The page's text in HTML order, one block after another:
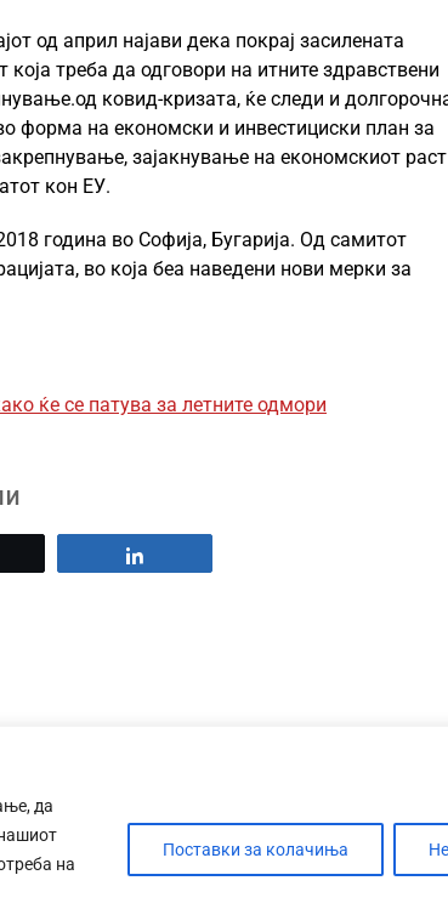
да
на
Поставки за колачиња
од април најави дека покрај засилената
треба да одговори на итните здравствени
ковид-кризата, ќе следи и
форма на економски и инвестициски план за
зајакнување на економскиот
кон ЕУ.
година во Софија, Бугарија. Од самитот
во која беа наведени нови мерки за
ќе се патува за летните одмори